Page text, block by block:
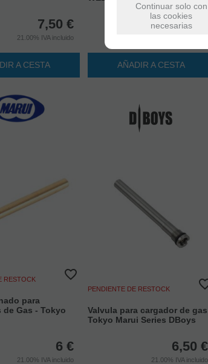
7,50 €
21.00% IVA incluido
A CESTA
9,25
AÑADIR A CESTA
RESTOCK
para
de Gas - Tokyo
6 €
21.00% IVA incluido
PENDIENTE DE RESTOCK
Valvula para cargador de gas
Tokyo Marui Series DBoys
6,50 €
21.00% IVA incluido
Continuar solo con
las cookies
necesarias